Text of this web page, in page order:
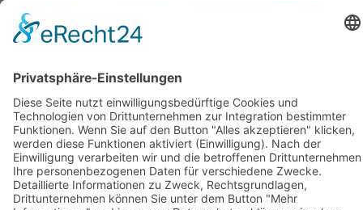
Verzehrempfehlung
Inhaltsstoffe/Zusammensetzung
Health Claims